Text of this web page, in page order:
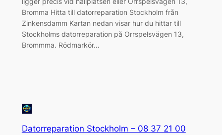
Bromma Hitta till datorreparation Stockholm från
Zinkensdamm Kartan nedan visar hur du hittar till
Stockholms datorreparation på Orrspelsvägen 13,
Brommma. Rödmarkör…
Datorreparation Stockholm – 08 37 21 00